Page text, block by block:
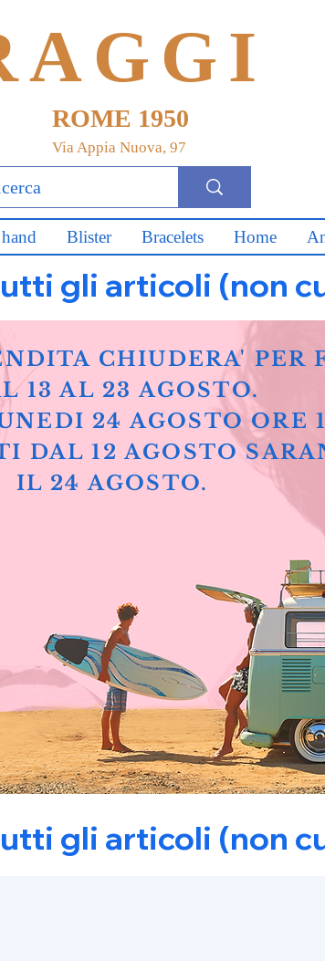
ROME 1950
Via Appia Nuova, 97
Blister Bracelets Home
gli articoli (non
CHIUDERA' PER
13 AL 23 AGOSTO.
24 AGOSTO ORE
DAL 12 AGOSTO
IL 24 AGOSTO.
gli articoli (non